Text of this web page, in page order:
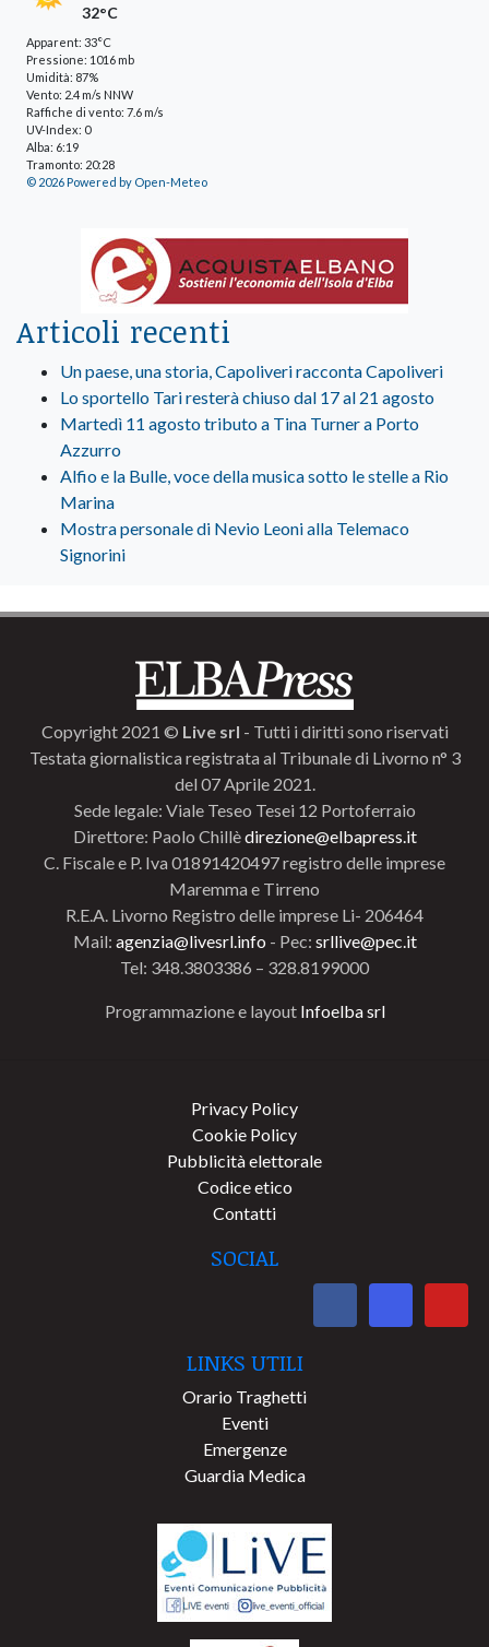
32°C
Apparent: 33°C
Pressione: 1016 mb
Umidità: 87%
Vento: 2.4 m/s NNW
Raffiche di vento: 7.6 m/s
UV-Index: 0
Alba: 6:19
Tramonto: 20:28
© 2026 Powered by Open-Meteo
Articoli recenti
Un paese, una storia, Capoliveri racconta Capoliveri
Lo sportello Tari resterà chiuso dal 17 al 21 agosto
Martedì 11 agosto tributo a Tina Turner a Porto
Azzurro
Alfio e la Bulle, voce della musica sotto le stelle a Rio
Marina
Mostra personale di Nevio Leoni alla Telemaco
Signorini
Copyright 2021 © Live srl - Tutti i diritti sono riservati
Testata giornalistica registrata al Tribunale di Livorno n° 3
del 07 Aprile 2021.
Sede legale: Viale Teseo Tesei 12 Portoferraio
Direttore: Paolo Chillèdirezione@elbapress.it
C. Fiscale e P. Iva 01891420497 registro delle imprese
Maremma e Tirreno
R.E.A. Livorno Registro delle imprese Li- 206464
Mail: agenzia@livesrl.info - Pec: srllive@pec.it
Tel: 348.3803386 – 328.8199000
Programmazione e layout Infoelba srl
Privacy Policy
Cookie Policy
Pubblicità elettorale
Codice etico
Contatti
SOCIAL
LINKS UTILI
Orario Traghetti
Eventi
Emergenze
Guardia Medica